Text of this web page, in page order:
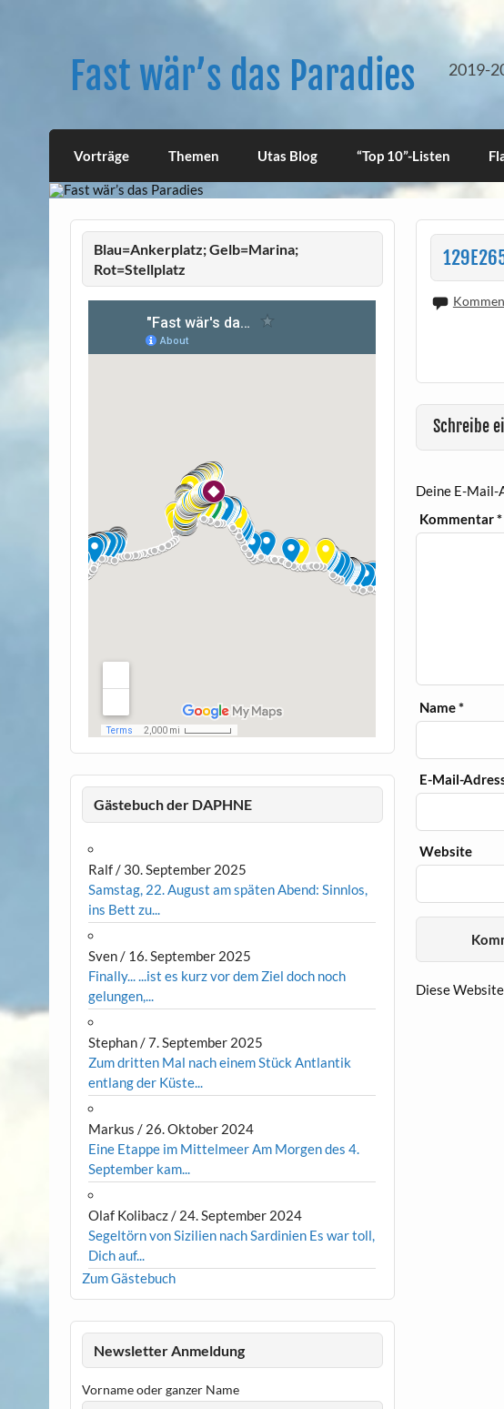
Fast wär’s das Paradies 2019-
Vorträge Themen Utas Blog “Top 10”-Listen
Schreibe
Deine E-
Kommentar*
Name*
E-Mail-
Website
Diese
Blau=Ankerplatz; Gelb=Marina;
Rot=Stellplatz
Gästebuch der DAPHNE
Ralf/ 30. September 2025
Samstag, 22. August am späten Abend: Sinnlos,
ins Bett zu...
Sven/ 16. September 2025
Finally... ...ist es kurz vor dem Ziel doch noch
gelungen,...
Stephan/7. September 2025
Zum dritten Mal nach einem Stück Antlantik
entlang der Küste...
Markus / 26. Oktober 2024
Eine Etappe im Mittelmeer Am Morgen des 4.
September kam...
Olaf Kolibacz/ 24. September 2024
Segeltörn von Sizilien nach Sardinien Es war toll,
Dich auf...
Zum Gästebuch
Newsletter Anmeldung
Vorname oder ganzer Name